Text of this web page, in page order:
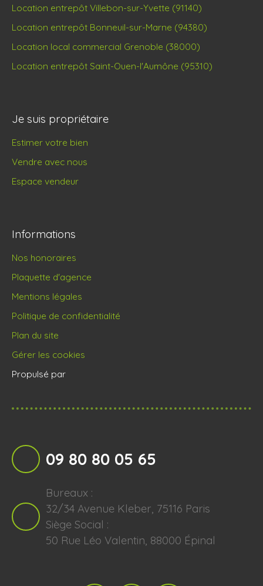
Location entrepôt Villebon-sur-Yvette (91140)
Location entrepôt Bonneuil-sur-Marne (94380)
Location local commercial Grenoble (38000)
Location entrepôt Saint-Ouen-l'Aumône (95310)
Je suis propriétaire
Estimer votre bien
Vendre avec nous
Espace vendeur
Informations
Nos honoraires
Plaquette d'agence
Mentions légales
Politique de confidentialité
Plan du site
Gérer les cookies
Propulsé par
09 80 80 05 65
Bureaux :
32/34 Avenue Kleber, 75116 Paris
Siège Social :
50 Rue Léo Valentin, 88000 Épinal